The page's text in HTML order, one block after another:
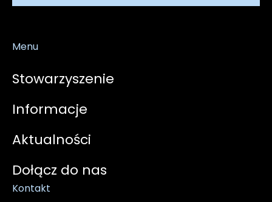
Menu
Stowarzyszenie
Informacje
Aktualności
Dołącz do nas
Kontakt